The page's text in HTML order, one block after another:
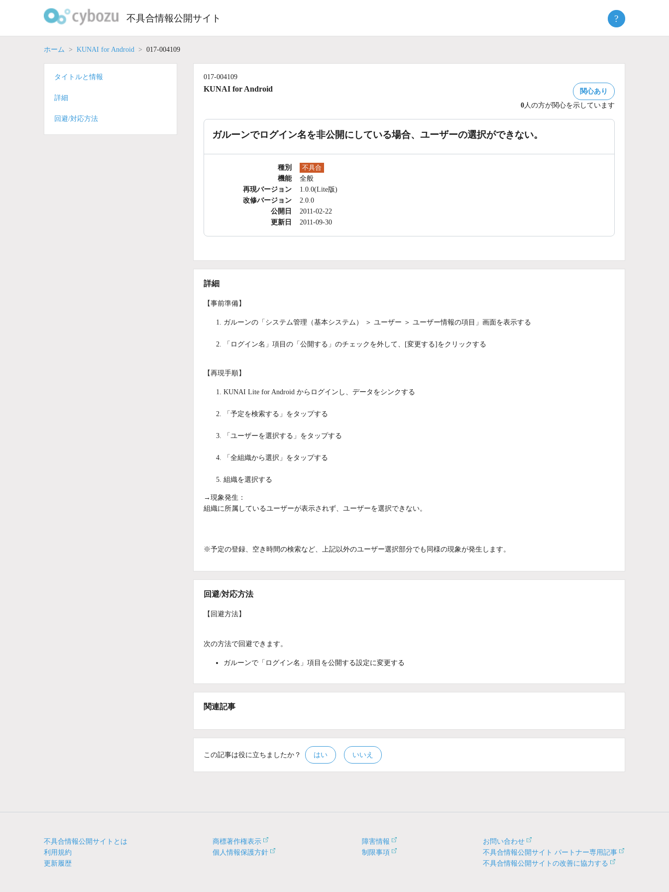
不具合情報公開サイト ?
ホーム KUNAI for Android 017-004109
017-004109
KUNAI for Android
関心あり
0人の方が関心を示しています
ガルーンでログイン名を非公開にしている場合、ユーザーの選択ができない。
種別 不具合
機能
全般
再現バージョン
1.0.0(Lite版)
改修バージョン
2.0.0
公開日
2011-02-22
更新日
2011-09-30
詳細
【事前準備】
ガルーンの「システム管理（基本システム） ＞ ユーザー ＞ ユーザー情報の項目」画面を表示する
「ログイン名」項目の「公開する」のチェックを外して、[変更する]をクリックする
【再現手順】
KUNAI Lite for Android からログインし、データをシンクする
「予定を検索する」をタップする
「ユーザーを選択する」をタップする
「全組織から選択」をタップする
組織を選択する
→現象発生：
組織に所属しているユーザーが表示されず、ユーザーを選択できない。
※予定の登録、空き時間の検索など、上記以外のユーザー選択部分でも同様の現象が発生します。
回避/対応方法
【回避方法】
次の方法で回避できます。
ガルーンで「ログイン名」項目を公開する設定に変更する
関連記事
この記事は役に立ちましたか？ はい いいえ
タイトルと情報
詳細
回避/対応方法
不具合情報公開サイトとは
利用規約
更新履歴
商標著作権表示
個人情報保護方針
障害情報
制限事項
お問い合わせ
不具合情報公開サイト パートナー専用記事
不具合情報公開サイトの改善に協力する